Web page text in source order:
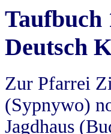
Taufbuch
Deutsch
Zur Pfarrei
(Sypnywo)
Jagdhaus